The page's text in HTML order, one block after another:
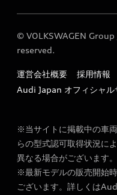
定期点検 / 車検 料金表
各種お問い合わせ
© VOLKSWAGEN
reserved.
運営会社概要 採用情報
Audi Japan オフィシャル
※当サイトに掲載中の車
らの型式認可取得状況に
異なる場合がございます
※最新モデルの販売開始
ございます。詳しくは